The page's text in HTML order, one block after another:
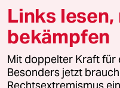
© 2026 taz Verlags und
Alle Rechte vorbehalten. Bei
wenden Sie sich bitte an
Links
bekämpfen
Mit doppelter Kraft für
Besonders jetzt